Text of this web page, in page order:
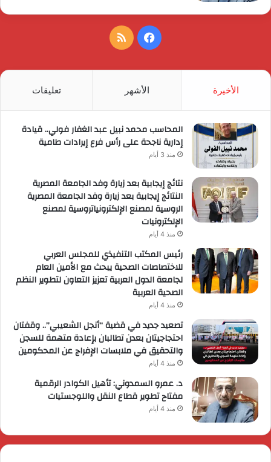
فيسبوكملخص
الأخيرة الأشهر تعليقات
المحاسب محمد نبيل عبد الغفار فولي.. قيادة
إدارية ناجحة على رأس فرع إيرادات طامية
منذ 3 أيام
نتائج إيجابية بعد زيارة وفد الجامعة المصرية
النتائج إيجابية بعد زيارة وفد الجامعة المصرية
الروسية لمصنع الإلكترونياتروسية لمصنع
الإلكترونيات
منذ 4 أيام
رئيس المكتب التنفيذي للمجلس العربي
للاختصاصات الصحية يبحث مع الأمين العام
لجامعة الدول العربية تعزيز التعاون لتطوير النظم
الصحية العربية
منذ 4 أيام
تصعيد جديد في قضية “أنجل الشعيبي”.. وقفتان
احتجاجيتان بعدن تطالبان بإعادة متهمة للسجن
والتحقيق في ملابسات الإفراج عن المحكومين
منذ 4 أيام
د. عمرو السمدوني: تأهيل الكوادر الرقمية
مفتاح تطوير قطاع النقل واللوجستيات
منذ 4 أيام